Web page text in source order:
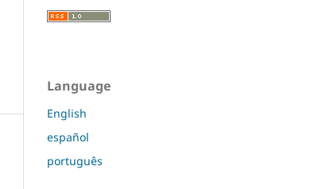
Language
English
español
português